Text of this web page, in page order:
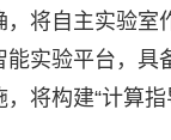
，将自主实验室
能实验平台，具
将构建“计算